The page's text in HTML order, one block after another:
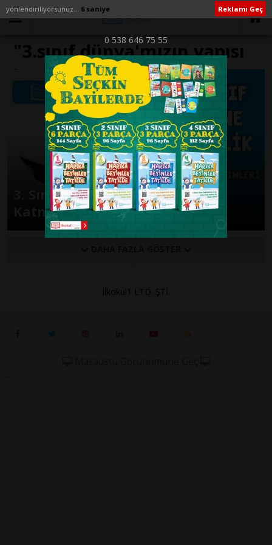
yönlendiriliyorsunuz... 6 saniye Reklamı Geç
0 538 646 75 55
"3.sınıf dünya'mızın yapısı
konu anlatımı" ile İlişikli
yazılar
3. Sınıf Fen Bilimleri Dünya’nın
Katmanları Etkinliği